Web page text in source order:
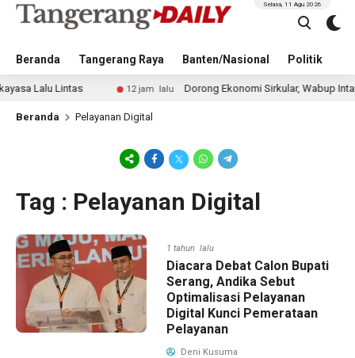
Beranda Tangerang Raya Banten/Nasional Politik
Selasa, 11 Agu 2026
Lalu Lintas 12 jam lalu Dorong Ekonomi Sirkular, Wabup Intan
Beranda Pelayanan Digital
Tag : Pelayanan Digital
1 tahun lalu
Diacara Debat Calon Bupati
Serang, Andika Sebut
Optimalisasi Pelayanan
Digital Kunci Pemerataan
Pelayanan
Deni Kusuma